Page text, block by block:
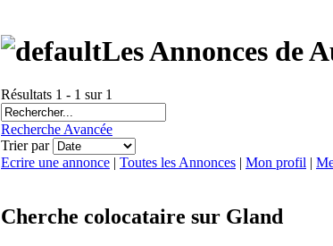
Les Annonces de
Résultats 1 - 1 sur 1
Recherche Avancée
Trier par
Ecrire une annonce | Toutes les Annonces | Mon profil |
Cherche colocataire sur Gland